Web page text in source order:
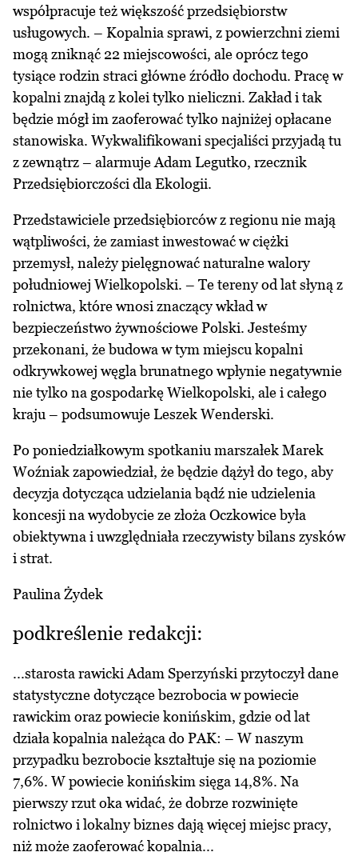
współpracuje też większość przedsiębiorstw
usługowych. – Kopalnia sprawi, z powierzchni ziemi
mogą zniknąć 22 miejscowości, ale oprócz tego
tysiące rodzin straci główne źródło dochodu. Pracę w
kopalni znajdą z kolei tylko nieliczni. Zakład i tak
będzie mógł im zaoferować tylko najniżej opłacane
stanowiska. Wykwalifikowani specjaliści przyjadą tu
z zewnątrz – alarmuje Adam Legutko, rzecznik
Przedsiębiorczości dla Ekologii.
Przedstawiciele przedsiębiorców z regionu nie mają
wątpliwości, że zamiast inwestować w ciężki
przemysł, należy pielęgnować naturalne walory
południowej Wielkopolski. – Te tereny od lat słyną z
rolnictwa, które wnosi znaczący wkład w
bezpieczeństwo żywnościowe Polski. Jesteśmy
przekonani, że budowa w tym miejscu kopalni
odkrywkowej węgla brunatnego wpłynie negatywnie
nie tylko na gospodarkę Wielkopolski, ale i całego
kraju – podsumowuje Leszek Wenderski.
Po poniedziałkowym spotkaniu marszałek Marek
Woźniak zapowiedział, że będzie dążył do tego, aby
decyzja dotycząca udzielania bądź nie udzielenia
koncesji na wydobycie ze złoża Oczkowice była
obiektywna i uwzględniała rzeczywisty bilans zysków
i strat.
Paulina Żydek
podkreślenie redakcji:
...starosta rawicki Adam Sperzyński przytoczył dane
statystyczne dotyczące bezrobocia w powiecie
rawickim oraz powiecie konińskim, gdzie od lat
działa kopalnia należąca do PAK: – W naszym
przypadku bezrobocie kształtuje się na poziomie
7,6%. W powiecie konińskim sięga 14,8%. Na
pierwszy rzut oka widać, że dobrze rozwinięte
rolnictwo i lokalny biznes dają więcej miejsc pracy,
niż może zaoferować kopalnia...